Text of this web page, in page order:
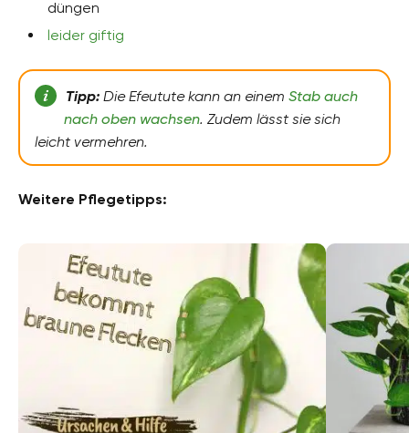
düngen
leider giftig
Tipp:Die Efeutute kann an einem Stab auch
nach oben wachsen. Zudem lässt sie sich
leicht vermehren.
Weitere Pflegetipps: